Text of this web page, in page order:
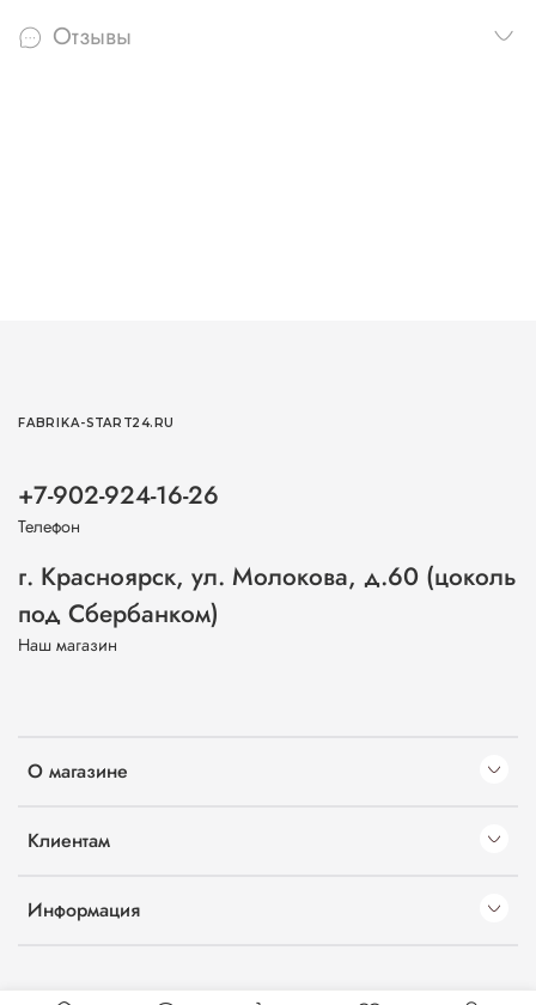
Отзывы
О магазине
Клиентам
Информация
FABRIKA-START24.RU
+7-902-924-16-26
Телефон
г. Красноярск, ул. Молокова, д.60 (цоколь
под Сбербанком)
Наш магазин